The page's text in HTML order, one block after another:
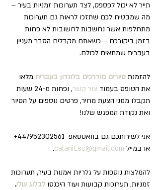
תייר לא יכול לפספס, לצד תערוכות זמניות בעיר –
מה שמבטיח לכם שתזכו לראות גם תערוכות
מתחלפות אשר נחשבות לחשובות לא פחות
בזמן ביקורכם – כשאתם מקבלים הסבר מעניין
בעברית שמתאים לכולם.
להזמנת סיורים מודרכים בלונדון בעברית מלאו
את הטופס בעמוד צור קשר
, ופחות מ-24 שעות
תקבלו ממני הצעת מחיר, פרטים נוספים על הסיור
ואת נקודת המפגש שלנו!
אני לשירותכם גם בוואטסאפ  447952302561+
או במייל calanit.sc@gmail.com
.
להמלצות נוספות על גלריות אמנות בעיר, תערוכות
זמניות, תערוכות קבועות ועוד היכנסו לבלוג שלי.